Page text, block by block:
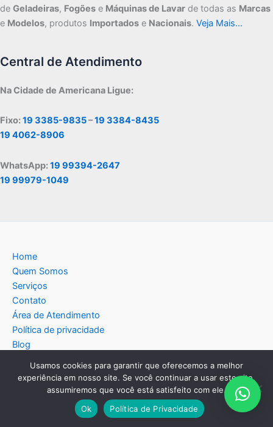
de Geladeiras, Fogões e Máquinas de Lavar de todas as Marcas
e Modelos, produtos Importados e Nacionais. Veja Mais…
Central de Atendimento
Na Cidade de Americana Ligue:
Fixo:19 3385-9835–19 3384-8435
19 4062-8906
WhatsApp:19 99394-2647
19 99979-1049
Home
Quem Somos
Serviços
Contato
Área de Atendimento
Política de privacidade
Blog
Copyright © 2026 Americana Assistência Técnica
Eletrodomésticos | Criado por:MKT Produtos Digitais
Usamos cookies para garantir que oferecemos a melhor
experiência em nosso site. Se você continuar a usar este site,
assumiremos que você está satisfeito com ele.
Ok
Política de Privacidade